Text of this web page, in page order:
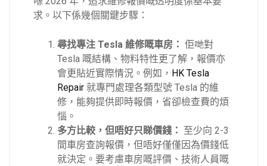
求。以下係幾個關鍵步驟：
尋找專注 Tesla 維修嘅車房： 佢哋對
Tesla 嘅結構、物料特性更了解，報價亦
會更貼近實際情況。例如， HK Tesla
Repair 就專門處理各類型號 Tesla 的維
修，能夠提供即時報價，省卻檢查費的煩
惱。
多方比較，但唔好只睇價錢：
至少向 2-3
間車房查詢報價，但唔好僅僅因為價錢低
就決定。要考慮車房嘅評價、技術人員嘅